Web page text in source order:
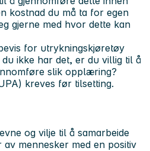
kostnad du må ta for egen
gjerne med hvor dette kan
for utrykningskjøretøy
du ikke har det, er du villig til å
slik opplæring?
kreves før tilsetting.
og vilje til å samarbeide
av mennesker med en positiv